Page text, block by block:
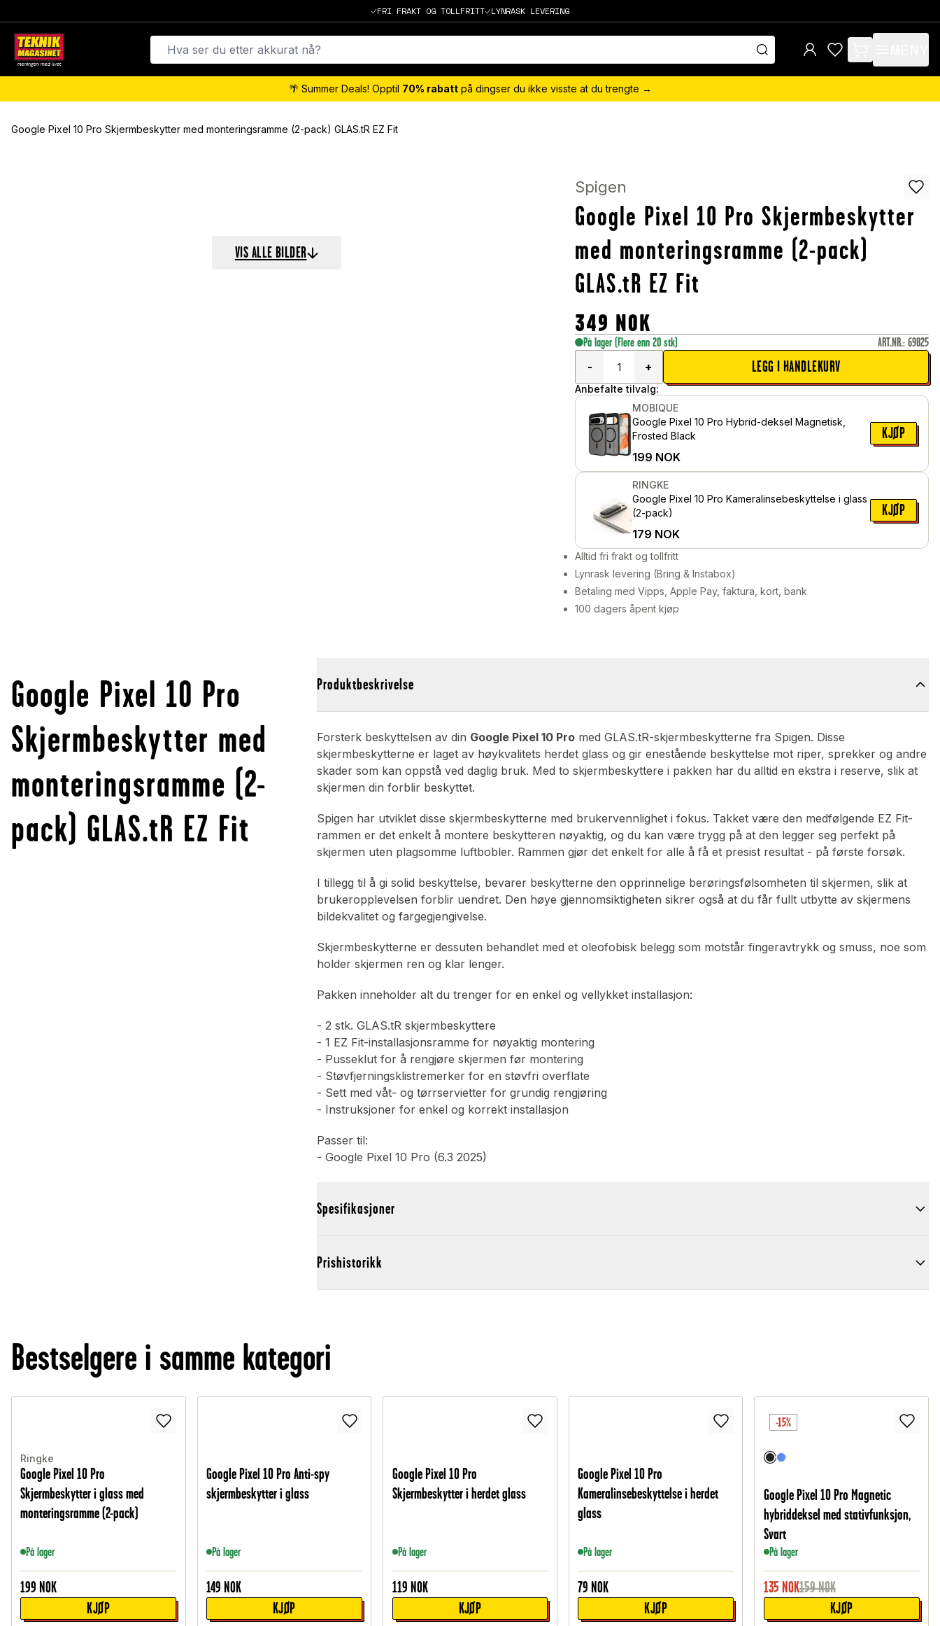
FRI FRAKT OG TOLLFRITT LYNRASK LEVERING
items in cart, view
🌴 Summer Deals! Opptil 70% rabattpå dingser du ikke visste at du trengte →
Google Pixel 10 Pro Skjermbeskytter med monteringsramme (2-pack) GLAS.tR EZ Fit
VIS ALLE BILDER
Spigen
Google Pixel 10 Pro Skjermbeskytter
med monteringsramme (2-pack)
GLAS.tR EZ Fit
349 NOK
På lager (Flere enn 20 stk) ART.NR.: 69825
-
+ LEGG I HANDLEKURV
Anbefalte tilvalg:
MOBIQUE
Google Pixel 10 Pro Hybrid-deksel Magnetisk,
Frosted Black
199 NOK
KJØP
RINGKE
Google Pixel 10 Pro Kameralinsebeskyttelse i glass
(2-pack)
179 NOK
KJØP
Alltid fri frakt og tollfritt
Lynrask levering (Bring & Instabox)
Betaling med Vipps, Apple Pay, faktura, kort, bank
100 dagers åpent kjøp
Google Pixel 10 Pro
Skjermbeskytter med
monteringsramme (2-
pack) GLAS.tR EZ Fit
Produktbeskrivelse
Forsterk beskyttelsen av din Google Pixel 10 Pro med GLAS.tR-skjermbeskytterne fra Spigen. Disse
skjermbeskytterne er laget av høykvalitets herdet glass og gir enestående beskyttelse mot riper, sprekker og andre
skader som kan oppstå ved daglig bruk. Med to skjermbeskyttere i pakken har du alltid en ekstra i reserve, slik at
skjermen din forblir beskyttet.
Spigen har utviklet disse skjermbeskytterne med brukervennlighet i fokus. Takket være den medfølgende EZ Fit-
rammen er det enkelt å montere beskytteren nøyaktig, og du kan være trygg på at den legger seg perfekt på
skjermen uten plagsomme luftbobler. Rammen gjør det enkelt for alle å få et presist resultat - på første forsøk.
I tillegg til å gi solid beskyttelse, bevarer beskytterne den opprinnelige berøringsfølsomheten til skjermen, slik at
brukeropplevelsen forblir uendret. Den høye gjennomsiktigheten sikrer også at du får fullt utbytte av skjermens
bildekvalitet og fargegjengivelse.
Skjermbeskytterne er dessuten behandlet med et oleofobisk belegg som motstår fingeravtrykk og smuss, noe som
holder skjermen ren og klar lenger.
Pakken inneholder alt du trenger for en enkel og vellykket installasjon:
- 2 stk. GLAS.tR skjermbeskyttere
- 1 EZ Fit-installasjonsramme for nøyaktig montering
- Pusseklut for å rengjøre skjermen før montering
- Støvfjerningsklistremerker for en støvfri overflate
- Sett med våt- og tørrservietter for grundig rengjøring
- Instruksjoner for enkel og korrekt installasjon
Passer til:
- Google Pixel 10 Pro (6.3 2025)
Spesifikasjoner
Prishistorikk
Bestselgere i samme kategori
Ringke
Google Pixel 10 Pro
Skjermbeskytter i glass med
monteringsramme (2-pack)
På lager
199 NOK
KJØP
Google Pixel 10 Pro Anti-spy
skjermbeskytter i glass
På lager
149 NOK
KJØP
Google Pixel 10 Pro
Skjermbeskytter i herdet glass
På lager
119 NOK
KJØP
Google Pixel 10 Pro
Kameralinsebeskyttelse i herdet
glass
På lager
79 NOK
KJØP
-15%
Google Pixel 10 Pro Magnetic
hybriddeksel med stativfunksjon,
Svart
På lager
135 NOK159NOK
KJØP